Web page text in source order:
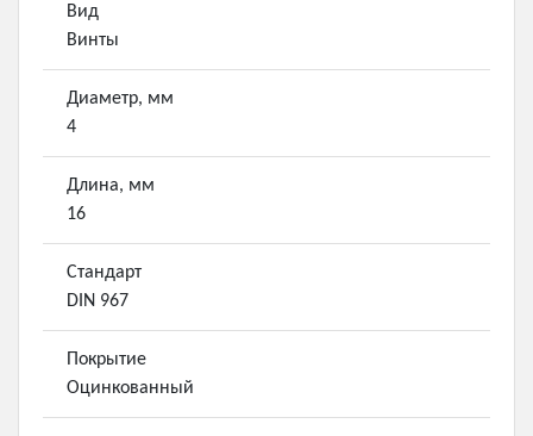
Вид
Винты
Диаметр, мм
4
Длина, мм
16
Стандарт
DIN 967
Покрытие
Оцинкованный